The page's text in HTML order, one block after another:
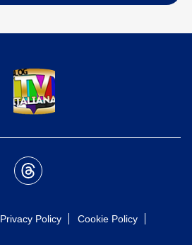
Privacy Policy
Cookie Policy